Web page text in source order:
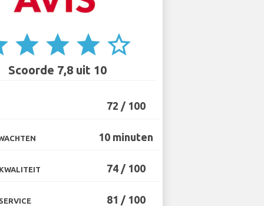
star star star star_border
Scoorde 7,8 uit 10
72 / 100
10 minuten
74 / 100
81 / 100